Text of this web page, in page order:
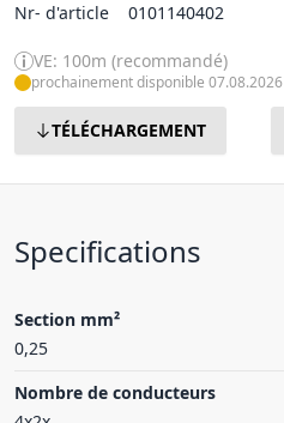
Nr- d'article 0101140402
VE: 100m (recommandé)
prochainement disponible 07.08.2026
TÉLÉCHARGEMENT
Specifications
Section mm²
0,25
Nombre de conducteurs